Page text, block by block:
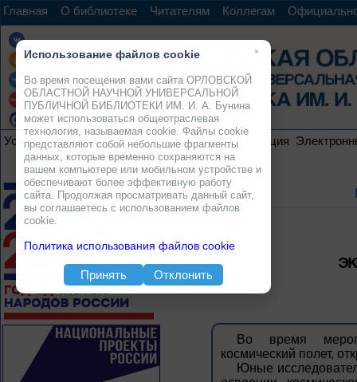
Главная О библиотеке Читателям Коллегам
Услуги Ресурсы Проекты Электронная коллекция
Во время
космический полет,
Юные
×
Использование файлов cookie
Во время посещения вами сайта ОРЛОВСКОЙ
ОБЛАСТНОЙ НАУЧНОЙ УНИВЕРСАЛЬНОЙ
ПУБЛИЧНОЙ БИБЛИОТЕКИ ИМ. И. А. Бунина
может использоваться общеотраслевая
технология, называемая cookie. Файлы cookie
представляют собой небольшие фрагменты
данных, которые временно сохраняются на
вашем компьютере или мобильном устройстве и
обеспечивают более эффективную работу
сайта. Продолжая просматривать данный сайт,
вы соглашаетесь с использованием файлов
cookie.
Политика использования файлов cookie
Принять Отклонить